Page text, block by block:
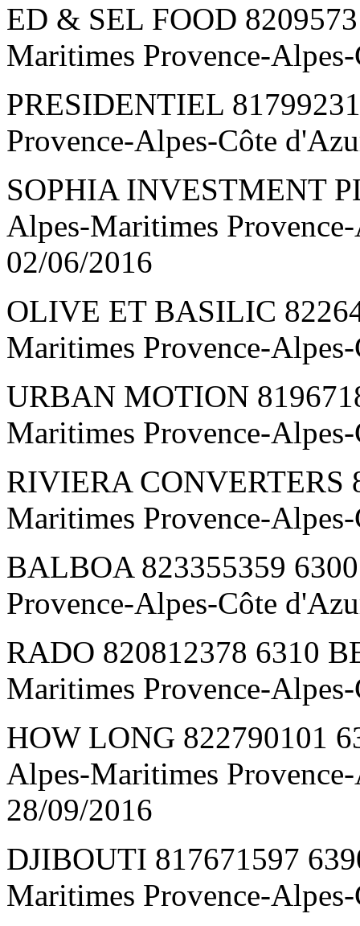
ED & SEL FOOD
Maritimes Provence-
PRESIDENTIEL
Provence-Alpes-Côte
SOPHIA INVESTMENT
Alpes-Maritimes
02/06/2016
OLIVE ET BASILIC
Maritimes Provence-
URBAN MOTION
Maritimes Provence-
RIVIERA CONVERTERS
Maritimes Provence-
BALBOA 823355359
Provence-Alpes-Côte
RADO 820812378 6310
Maritimes Provence-
HOW LONG 822790101
Alpes-Maritimes
28/09/2016
DJIBOUTI 817671597
Maritimes Provence-